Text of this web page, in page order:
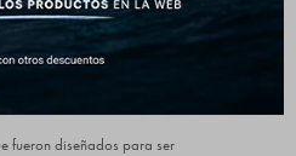
poliéster reciclado
fueron diseñados para ser